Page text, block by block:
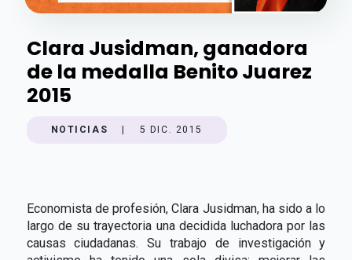
Clara Jusidman, ganadora
de la medalla Benito Juarez
2015
NOTICIAS 5 DIC. 2015
Economista de profesión, Clara Jusidman, ha sido a lo
largo de su trayectoria una decidida luchadora por las
causas ciudadanas. Su trabajo de investigación y